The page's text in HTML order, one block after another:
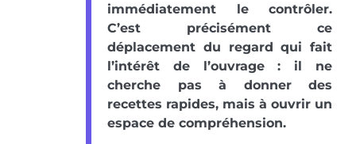
immédiatement le contrôler.
C’est précisément ce
déplacement du regard qui fait
l’intérêt de l’ouvrage : il ne
cherche pas à donner des
recettes rapides, mais à ouvrir un
espace de compréhension.